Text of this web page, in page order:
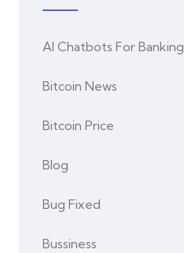
AI Chatbots For Banking
Bitcoin News
Bitcoin Price
Blog
Bug Fixed
Bussiness